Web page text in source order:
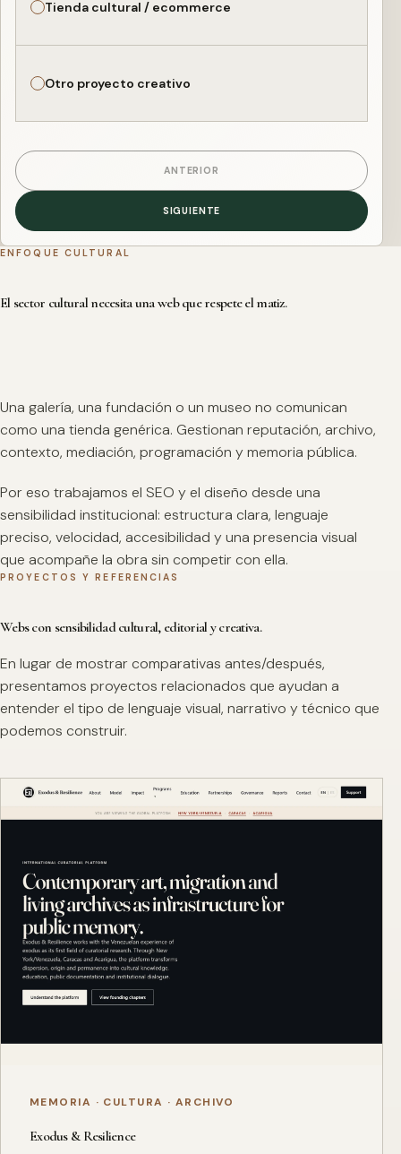
Tienda cultural / ecommerce
Otro proyecto creativo
ANTERIOR
SIGUIENTE
ENFOQUE CULTURAL
El sector cultural necesita una web que respete el matiz.
Una galería, una fundación o un museo no comunican
como una tienda genérica. Gestionan reputación, archivo,
contexto, mediación, programación y memoria pública.
Por eso trabajamos el SEO y el diseño desde una
sensibilidad institucional: estructura clara, lenguaje
preciso, velocidad, accesibilidad y una presencia visual
que acompañe la obra sin competir con ella.
PROYECTOS Y REFERENCIAS
Webs con sensibilidad cultural, editorial y creativa.
En lugar de mostrar comparativas antes/después,
presentamos proyectos relacionados que ayudan a
entender el tipo de lenguaje visual, narrativo y técnico que
podemos construir.
MEMORIA · CULTURA · ARCHIVO
Exodus & Resilience